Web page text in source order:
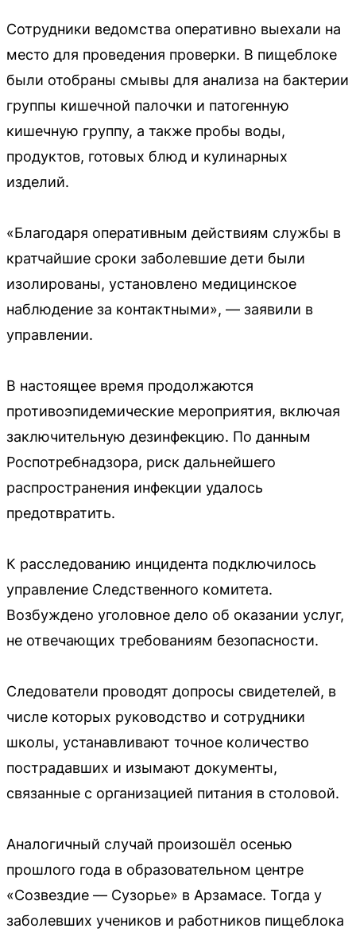
Сотрудники ведомства оперативно выехали на
место для проведения проверки. В пищеблоке
были отобраны смывы для анализа на бактерии
группы кишечной палочки и патогенную
кишечную группу, а также пробы воды,
продуктов, готовых блюд и кулинарных
изделий.
«Благодаря оперативным действиям службы в
кратчайшие сроки заболевшие дети были
изолированы, установлено медицинское
наблюдение за контактными», — заявили в
управлении.
В настоящее время продолжаются
противоэпидемические мероприятия, включая
заключительную дезинфекцию. По данным
Роспотребнадзора, риск дальнейшего
распространения инфекции удалось
предотвратить.
К расследованию инцидента подключилось
управление Следственного комитета.
Возбуждено уголовное дело об оказании услуг,
не отвечающих требованиям безопасности.
Следователи проводят допросы свидетелей, в
числе которых руководство и сотрудники
школы, устанавливают точное количество
пострадавших и изымают документы,
связанные с организацией питания в столовой.
Аналогичный случай произошёл осенью
прошлого года в образовательном центре
«Созвездие — Сузорье» в Арзамасе. Тогда у
заболевших учеников и работников пищеблока